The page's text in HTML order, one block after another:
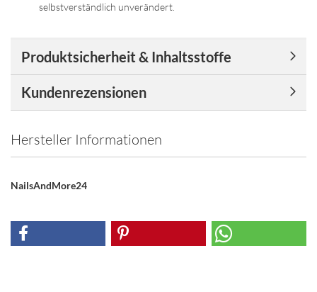
selbstverständlich unverändert.
Produktsicherheit & Inhaltsstoffe
Kundenrezensionen
Hersteller Informationen
NailsAndMore24